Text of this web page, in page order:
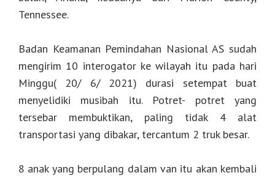
Tennessee.
Badan Keamanan Pemindahan Nasional AS sudah
mengirim 10 interogator ke wilayah itu pada hari
Minggu( 20/ 6/ 2021) durasi setempat buat
menyelidiki musibah itu. Potret- potret yang
tersebar membuktikan, paling tidak 4 alat
transportasi yang dibakar, tercantum 2 truk besar.
8 anak yang berpulang dalam van itu akan kembali